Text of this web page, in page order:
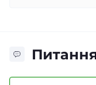
Питання